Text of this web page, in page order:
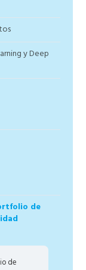
de
según
en las
Predicción
a paso
nuevos
y Deep
vs el
de
de